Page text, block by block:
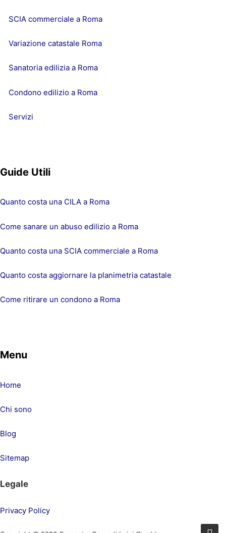
SCIA commerciale a Roma
Variazione catastale Roma
Sanatoria edilizia a Roma
Condono edilizio a Roma
Servizi
Guide Utili
Quanto costa una CILA a Roma
Come sanare un abuso edilizio a Roma
Quanto costa una SCIA commerciale a Roma
Quanto costa aggiornare la planimetria catastale
Come ritirare un condono a Roma
Menu
Home
Chi sono
Blog
Sitemap
Legale
Privacy Policy